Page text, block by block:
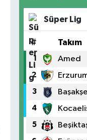
Süper Lig
# Takım
1 Amed
2
3
4
5